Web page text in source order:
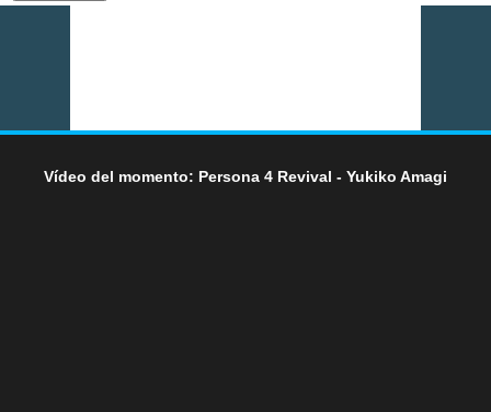
Vídeo del momento: Persona 4 Revival - Yukiko Amagi